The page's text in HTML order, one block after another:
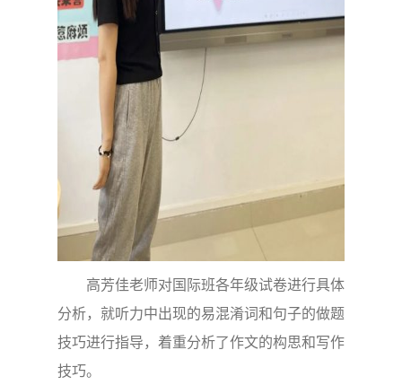
高芳佳老师对国际班各年级试卷进行具体
分析，就听力中出现的易混淆词和句子的做题
技巧进行指导，着重分析了作文的构思和写作
技巧。